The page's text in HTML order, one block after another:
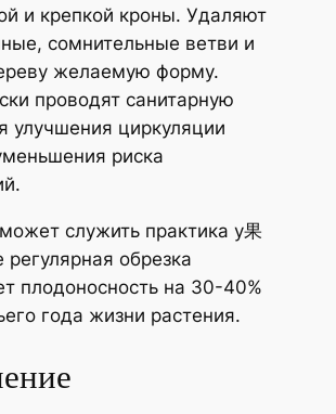
и крепкой кроны. Удаляют
сомнительные ветви и
желаемую форму.
проводят санитарную
улучшения циркуляции
риска
служить практика у果
регулярная обрезка
плодоносность на 30-40%
года жизни растения.